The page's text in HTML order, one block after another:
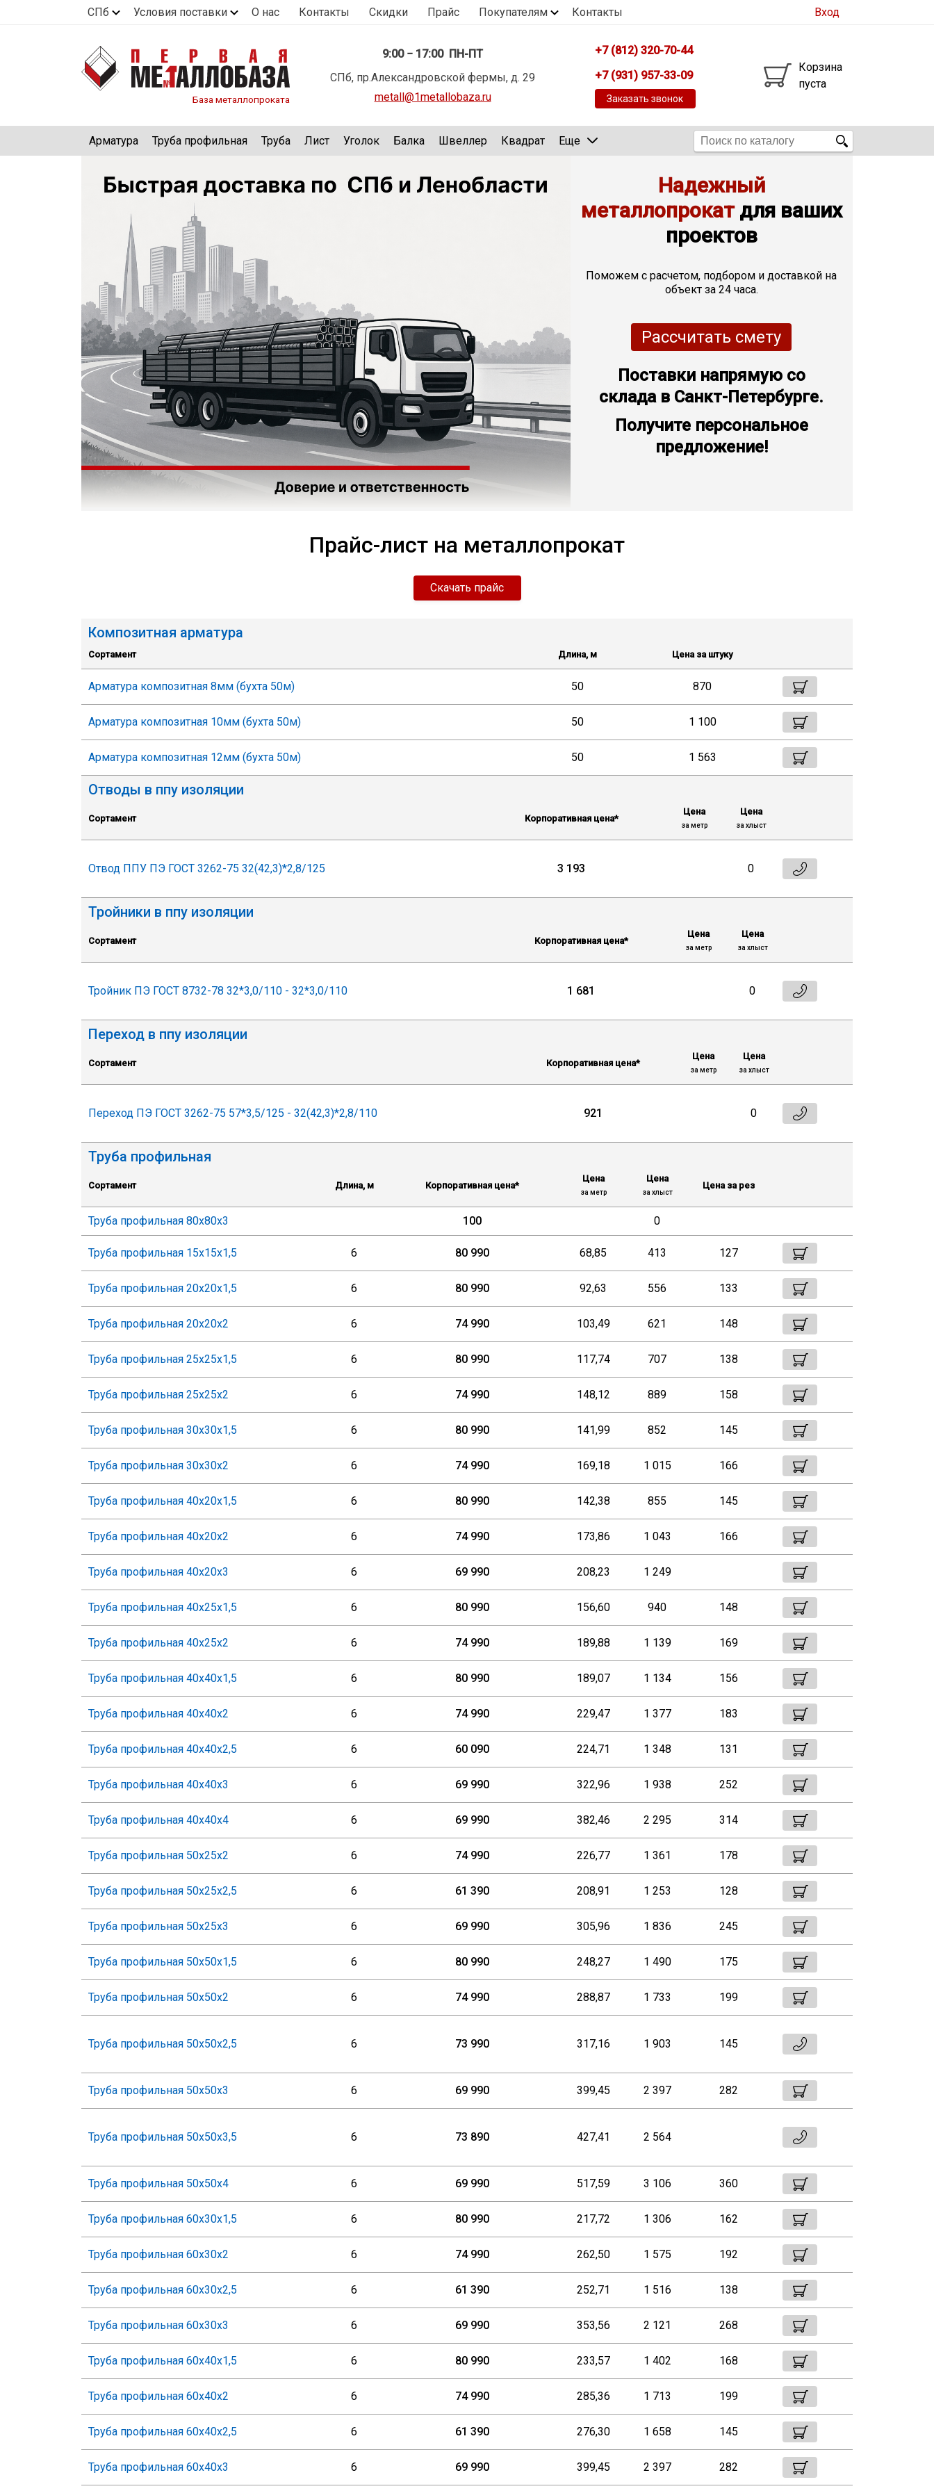
СПб Условия поставки О нас Контакты Скидки Прайс Покупателям Контакты Вход
База металлопроката
9:00 − 17:00 ПН-ПТ
СПб, пр.Александровской фермы, д. 29
metall@1metallobaza.ru
+7 (812) 320-70-44
+7 (931) 957-33-09
Заказать звонок
Корзина
пуста
Арматура Труба профильная Труба Лист Уголок Балка Швеллер Квадрат Еще
Надежный
металлопрокат для ваших
проектов
Поможем с расчетом, подбором и доставкой на
объект за 24 часа.
Рассчитать смету
Поставки напрямую со
склада в Санкт-Петербурге.
Получите персональное
предложение!
Прайс-лист на металлопрокат
Скачать прайс
Композитная арматура
Сортамент Длина, м Цена за штуку
Арматура композитная 8мм (бухта 50м) 50 870
Арматура композитная 10мм (бухта 50м) 50 1 100
Арматура композитная 12мм (бухта 50м) 50 1 563
Отводы в ппу изоляции
Сортамент Корпоративная цена*
Цена
за метр
Цена
за хлыст
Отвод ППУ ПЭ ГОСТ 3262-75 32(42,3)*2,8/125 3 193 0
Тройники в ппу изоляции
Сортамент Корпоративная цена*
Цена
за метр
Цена
за хлыст
Тройник ПЭ ГОСТ 8732-78 32*3,0/110 - 32*3,0/110 1 681 0
Переход в ппу изоляции
Сортамент Корпоративная цена*
Цена
за метр
Цена
за хлыст
Переход ПЭ ГОСТ 3262-75 57*3,5/125 - 32(42,3)*2,8/110 921 0
Труба профильная
Сортамент Длина, м Корпоративная цена*
Цена
за метр
Цена
за хлыст
Цена за рез
Труба профильная 80х80х3 100 0
Труба профильная 15х15х1,5 6 80 990 68,85 413 127
Труба профильная 20х20х1,5 6 80 990 92,63 556 133
Труба профильная 20х20х2 6 74 990 103,49 621 148
Труба профильная 25х25х1,5 6 80 990 117,74 707 138
Труба профильная 25х25х2 6 74 990 148,12 889 158
Труба профильная 30х30х1,5 6 80 990 141,99 852 145
Труба профильная 30х30х2 6 74 990 169,18 1 015 166
Труба профильная 40х20х1,5 6 80 990 142,38 855 145
Труба профильная 40х20х2 6 74 990 173,86 1 043 166
Труба профильная 40х20х3 6 69 990 208,23 1 249
Труба профильная 40х25х1,5 6 80 990 156,60 940 148
Труба профильная 40х25х2 6 74 990 189,88 1 139 169
Труба профильная 40х40х1,5 6 80 990 189,07 1 134 156
Труба профильная 40х40х2 6 74 990 229,47 1 377 183
Труба профильная 40х40х2,5 6 60 090 224,71 1 348 131
Труба профильная 40х40х3 6 69 990 322,96 1 938 252
Труба профильная 40х40х4 6 69 990 382,46 2 295 314
Труба профильная 50х25х2 6 74 990 226,77 1 361 178
Труба профильная 50х25х2,5 6 61 390 208,91 1 253 128
Труба профильная 50х25х3 6 69 990 305,96 1 836 245
Труба профильная 50х50х1,5 6 80 990 248,27 1 490 175
Труба профильная 50х50х2 6 74 990 288,87 1 733 199
Труба профильная 50х50х2,5 6 73 990 317,16 1 903 145
Труба профильная 50х50х3 6 69 990 399,45 2 397 282
Труба профильная 50х50х3,5 6 73 890 427,41 2 564
Труба профильная 50х50х4 6 69 990 517,59 3 106 360
Труба профильная 60х30х1,5 6 80 990 217,72 1 306 162
Труба профильная 60х30х2 6 74 990 262,50 1 575 192
Труба профильная 60х30х2,5 6 61 390 252,71 1 516 138
Труба профильная 60х30х3 6 69 990 353,56 2 121 268
Труба профильная 60х40х1,5 6 80 990 233,57 1 402 168
Труба профильная 60х40х2 6 74 990 285,36 1 713 199
Труба профильная 60х40х2,5 6 61 390 276,30 1 658 145
Труба профильная 60х40х3 6 69 990 399,45 2 397 282